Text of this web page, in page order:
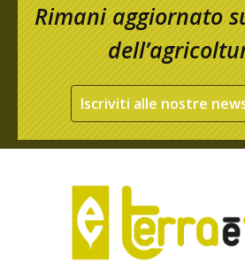
Rimani aggiornato
Iscriviti alle nostre